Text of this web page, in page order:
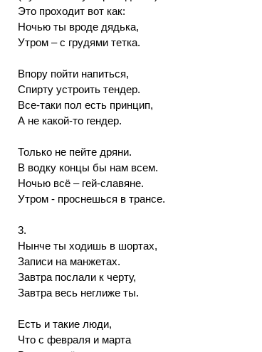
Это проходит вот как:
Ночью ты вроде дядька,
Утром – с грудями тетка.
Впору пойти напиться,
Спирту устроить тендер.
Все-таки пол есть принцип,
А не какой-то гендер.
Только не пейте дряни.
В водку концы бы нам всем.
Ночью всё – гей-славяне.
Утром - проснешься в трансе.
3.
Нынче ты ходишь в шортах,
Записи на манжетах.
Завтра послали к черту,
Завтра весь неглиже ты.
Есть и такие люди,
Что с февраля и марта